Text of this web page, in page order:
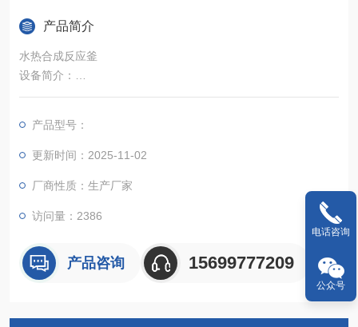
产品简介
水热合成反应釜
设备简介：
水热合成釜也称为水热釜、高压消解罐、溶样器、压力溶弹、消
消解，利用聚四氟乙烯（PTFE）*的化学惰性而制成的内衬可以
耐受强酸和强碱的腐蚀，在耐受高压的不锈钢外套包裹下，可以
解或反应。 水热反应釜水热合成釜优
产品型号：
更新时间：2025-11-02
厂商性质：生产厂家
访问量：2386
产品咨询 15699777209
电话咨询
公众号